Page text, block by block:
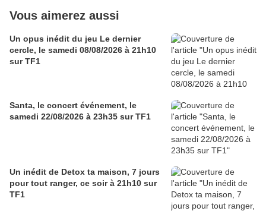
Vous aimerez aussi
Un opus inédit du jeu Le dernier
cercle, le samedi 08/08/2026 à 21h10
sur TF1
Santa, le concert événement, le
samedi 22/08/2026 à 23h35 sur TF1
Un inédit de Detox ta maison, 7 jours
pour tout ranger, ce soir à 21h10 sur
TF1